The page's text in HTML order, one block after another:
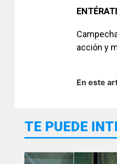
acción y
En este
TE PUEDE